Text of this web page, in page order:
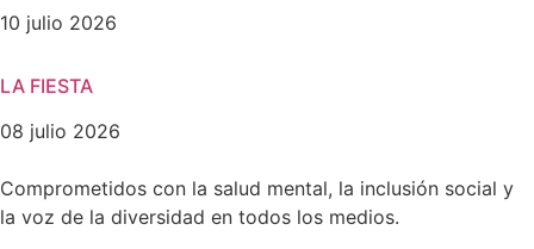
10 julio 2026
LA FIESTA
08 julio 2026
Comprometidos con la salud mental, la inclusión social y
la voz de la diversidad en todos los medios.